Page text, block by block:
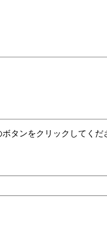
タンをクリックしてく